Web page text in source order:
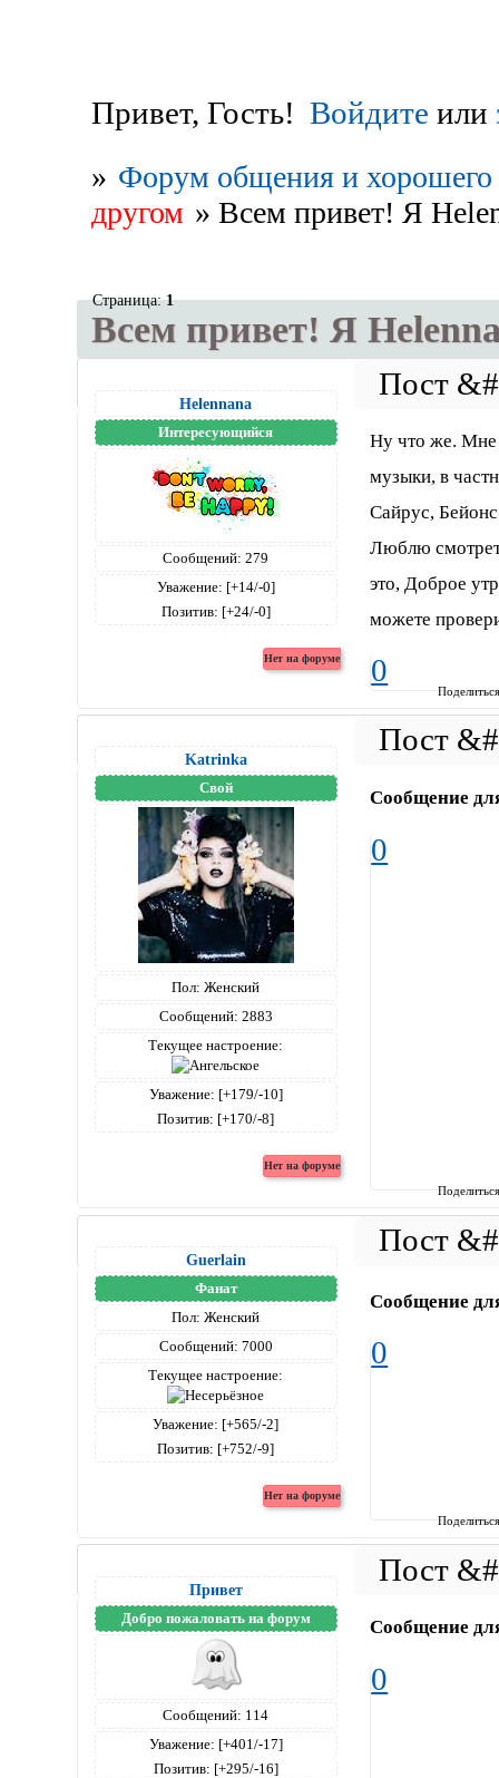
Привет, Гость! Войдите или
» Форум общения и хорошего
другом » Всем привет! Я
Всем привет! Я
Страница:1
Helennana
Интересующийся
Сообщений: 279
Уважение: [+14/-0]
Позитив: [+24/-0]
Ну что же. Мне
музыки, в
Сайрус,
Люблю
это, Доброе
можете
0
Katrinka
Свой
Пол: Женский
Сообщений: 2883
Текущее настроение:
Уважение: [+179/-10]
Позитив: [+170/-8]
Сообщение
0
Guerlain
Фанат
Пол: Женский
Сообщений: 7000
Текущее настроение:
Уважение: [+565/-2]
Позитив: [+752/-9]
Сообщение
0
Привет
Добро пожаловать на форум
Сообщений: 114
Уважение: [+401/-17]
Позитив: [+295/-16]
Сообщение
0